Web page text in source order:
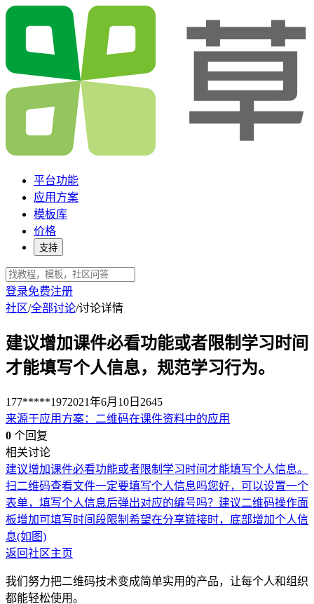
平台功能
应用方案
模板库
价格
支持
登录免费注册
社区/全部讨论/讨论详情
建议增加课件必看功能或者限制学习时间
才能填写个人信息，规范学习行为。
177*****1972021年6月10日 2645
来源于应用方案： 二维码在课件资料中的应用
0 个回复
相关讨论
建议增加课件必看功能或者限制学习时间才能填写个人信息。
扫二维码查看文件一定要填写个人信息吗您好，可以设置一个
表单，填写个人信息后弹出对应的编号吗？ 建议二维码操作面
板增加可填写时间段限制 希望在分享链接时，底部增加个人信
息(如图)
返回社区主页
我们努力把二维码技术变成简单实用的产品，让每个人和组织
都能轻松使用。